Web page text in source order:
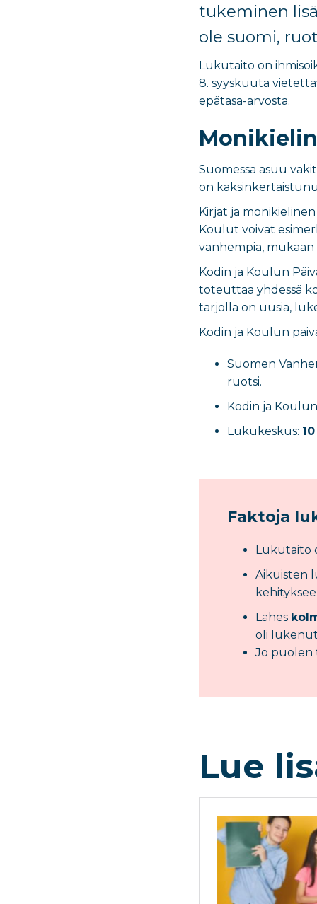
tukeminen
ole suomi,
Lukutaito on
8. syyskuuta
epätasa-arvosta.
Suomessa asuu
on
Kirjat ja
Koulut voivat
vanhempia, mukaan
Kodin ja Koulun
toteuttaa yhdessä
tarjolla on uusia,
Kodin ja Koulun
Suomen
ruotsi.
Kodin ja
Lukukeskus:
Faktoja
Lukutaito
Aikuisten
Lähes
oli
Jo puolen
Lue